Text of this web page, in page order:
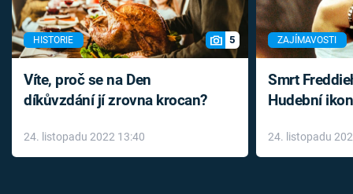
HISTORIE 5
Víte, proč se na Den
díkůvzdání jí zrovna krocan?
24. listopadu 2022 13:40
ZAJÍMAVOSTI
Smrt
Hudební
léky
24. listopadu